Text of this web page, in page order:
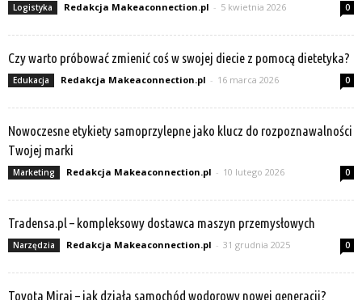
Logistyka Redakcja Makeaconnection.pl - 5 kwietnia 2026 0
Czy warto próbować zmienić coś w swojej diecie z pomocą dietetyka?
Edukacja Redakcja Makeaconnection.pl - 16 marca 2026 0
Nowoczesne etykiety samoprzylepne jako klucz do rozpoznawalności
Twojej marki
Marketing Redakcja Makeaconnection.pl - 10 lutego 2026 0
Tradensa.pl – kompleksowy dostawca maszyn przemysłowych
Narzędzia Redakcja Makeaconnection.pl - 31 grudnia 2025 0
Toyota Mirai – jak działa samochód wodorowy nowej generacji?